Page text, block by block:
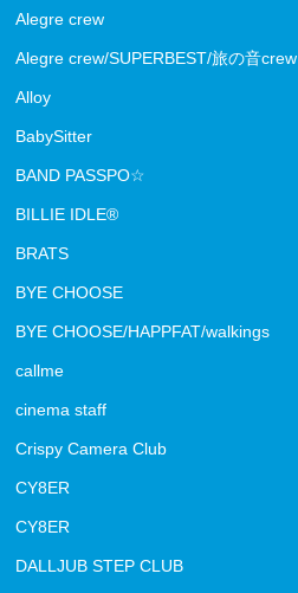
Alegre crew
Alegre crew/SUPERBEST/旅の音crew
Alloy
BabySitter
BAND PASSPO☆
BILLIE IDLE®
BRATS
BYE CHOOSE
BYE CHOOSE/HAPPFAT/walkings
callme
cinema staff
Crispy Camera Club
CY8ER
CY8ER
DALLJUB STEP CLUB